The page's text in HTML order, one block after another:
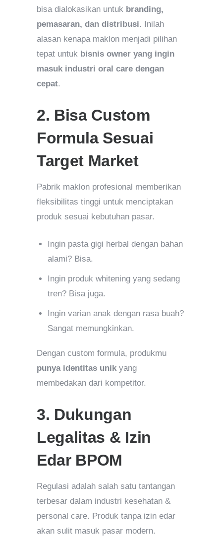
bisa dialokasikan untuk branding,
pemasaran, dan distribusi. Inilah
alasan kenapa maklon menjadi pilihan
tepat untuk bisnis owner yang ingin
masuk industri oral care dengan
cepat.
2. Bisa Custom
Formula Sesuai
Target Market
Pabrik maklon profesional memberikan
fleksibilitas tinggi untuk menciptakan
produk sesuai kebutuhan pasar.
Ingin pasta gigi herbal dengan bahan
alami? Bisa.
Ingin produk whitening yang sedang
tren? Bisa juga.
Ingin varian anak dengan rasa buah?
Sangat memungkinkan.
Dengan custom formula, produkmu
punya identitas unik yang
membedakan dari kompetitor.
3. Dukungan
Legalitas & Izin
Edar BPOM
Regulasi adalah salah satu tantangan
terbesar dalam industri kesehatan &
personal care. Produk tanpa izin edar
akan sulit masuk pasar modern.